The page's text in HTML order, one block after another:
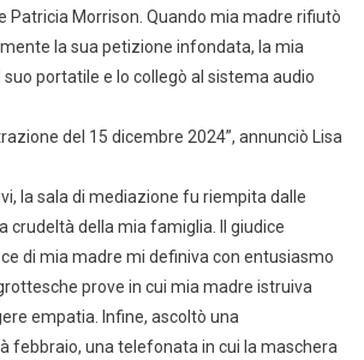
Patricia Morrison. Quando mia madre rifiutò
la sua petizione infondata, la mia
suo portatile e lo collegò al sistema audio
del 15 dicembre 2024”, annunciò Lisa
la sala di mediazione fu riempita dalle
crudeltà della mia famiglia. Il giudice
di mia madre mi definiva con entusiasmo
prove in cui mia madre istruiva
empatia. Infine, ascoltò una
febbraio, una telefonata in cui la maschera